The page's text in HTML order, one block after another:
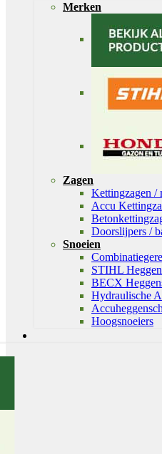
Merken
Zagen
Kettingzagen /
Accu
Doorslijpers /
Snoeien
STIHL
BECX
Hydraulische
Hoogsnoeiers